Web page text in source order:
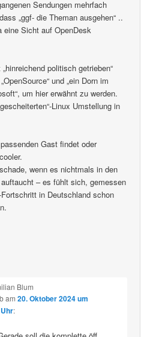
Sendungen mehrfach
„ggf- die Theman ausgehen“ ..
eine Sicht auf OpenDesk
politisch getrieben“
und „ein Dorn im
um hier erwähnt zu werden.
Linux Umstellung in
Gast findet oder
wenn es nichtmals in den
– es fühlt sich, gemessen
in Deutschland schon
Blum
am 20. Oktober 2024 um
: